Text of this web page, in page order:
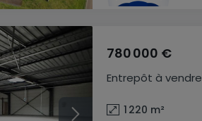
Entrepôt à vendre
780 000 €
1 220 m²